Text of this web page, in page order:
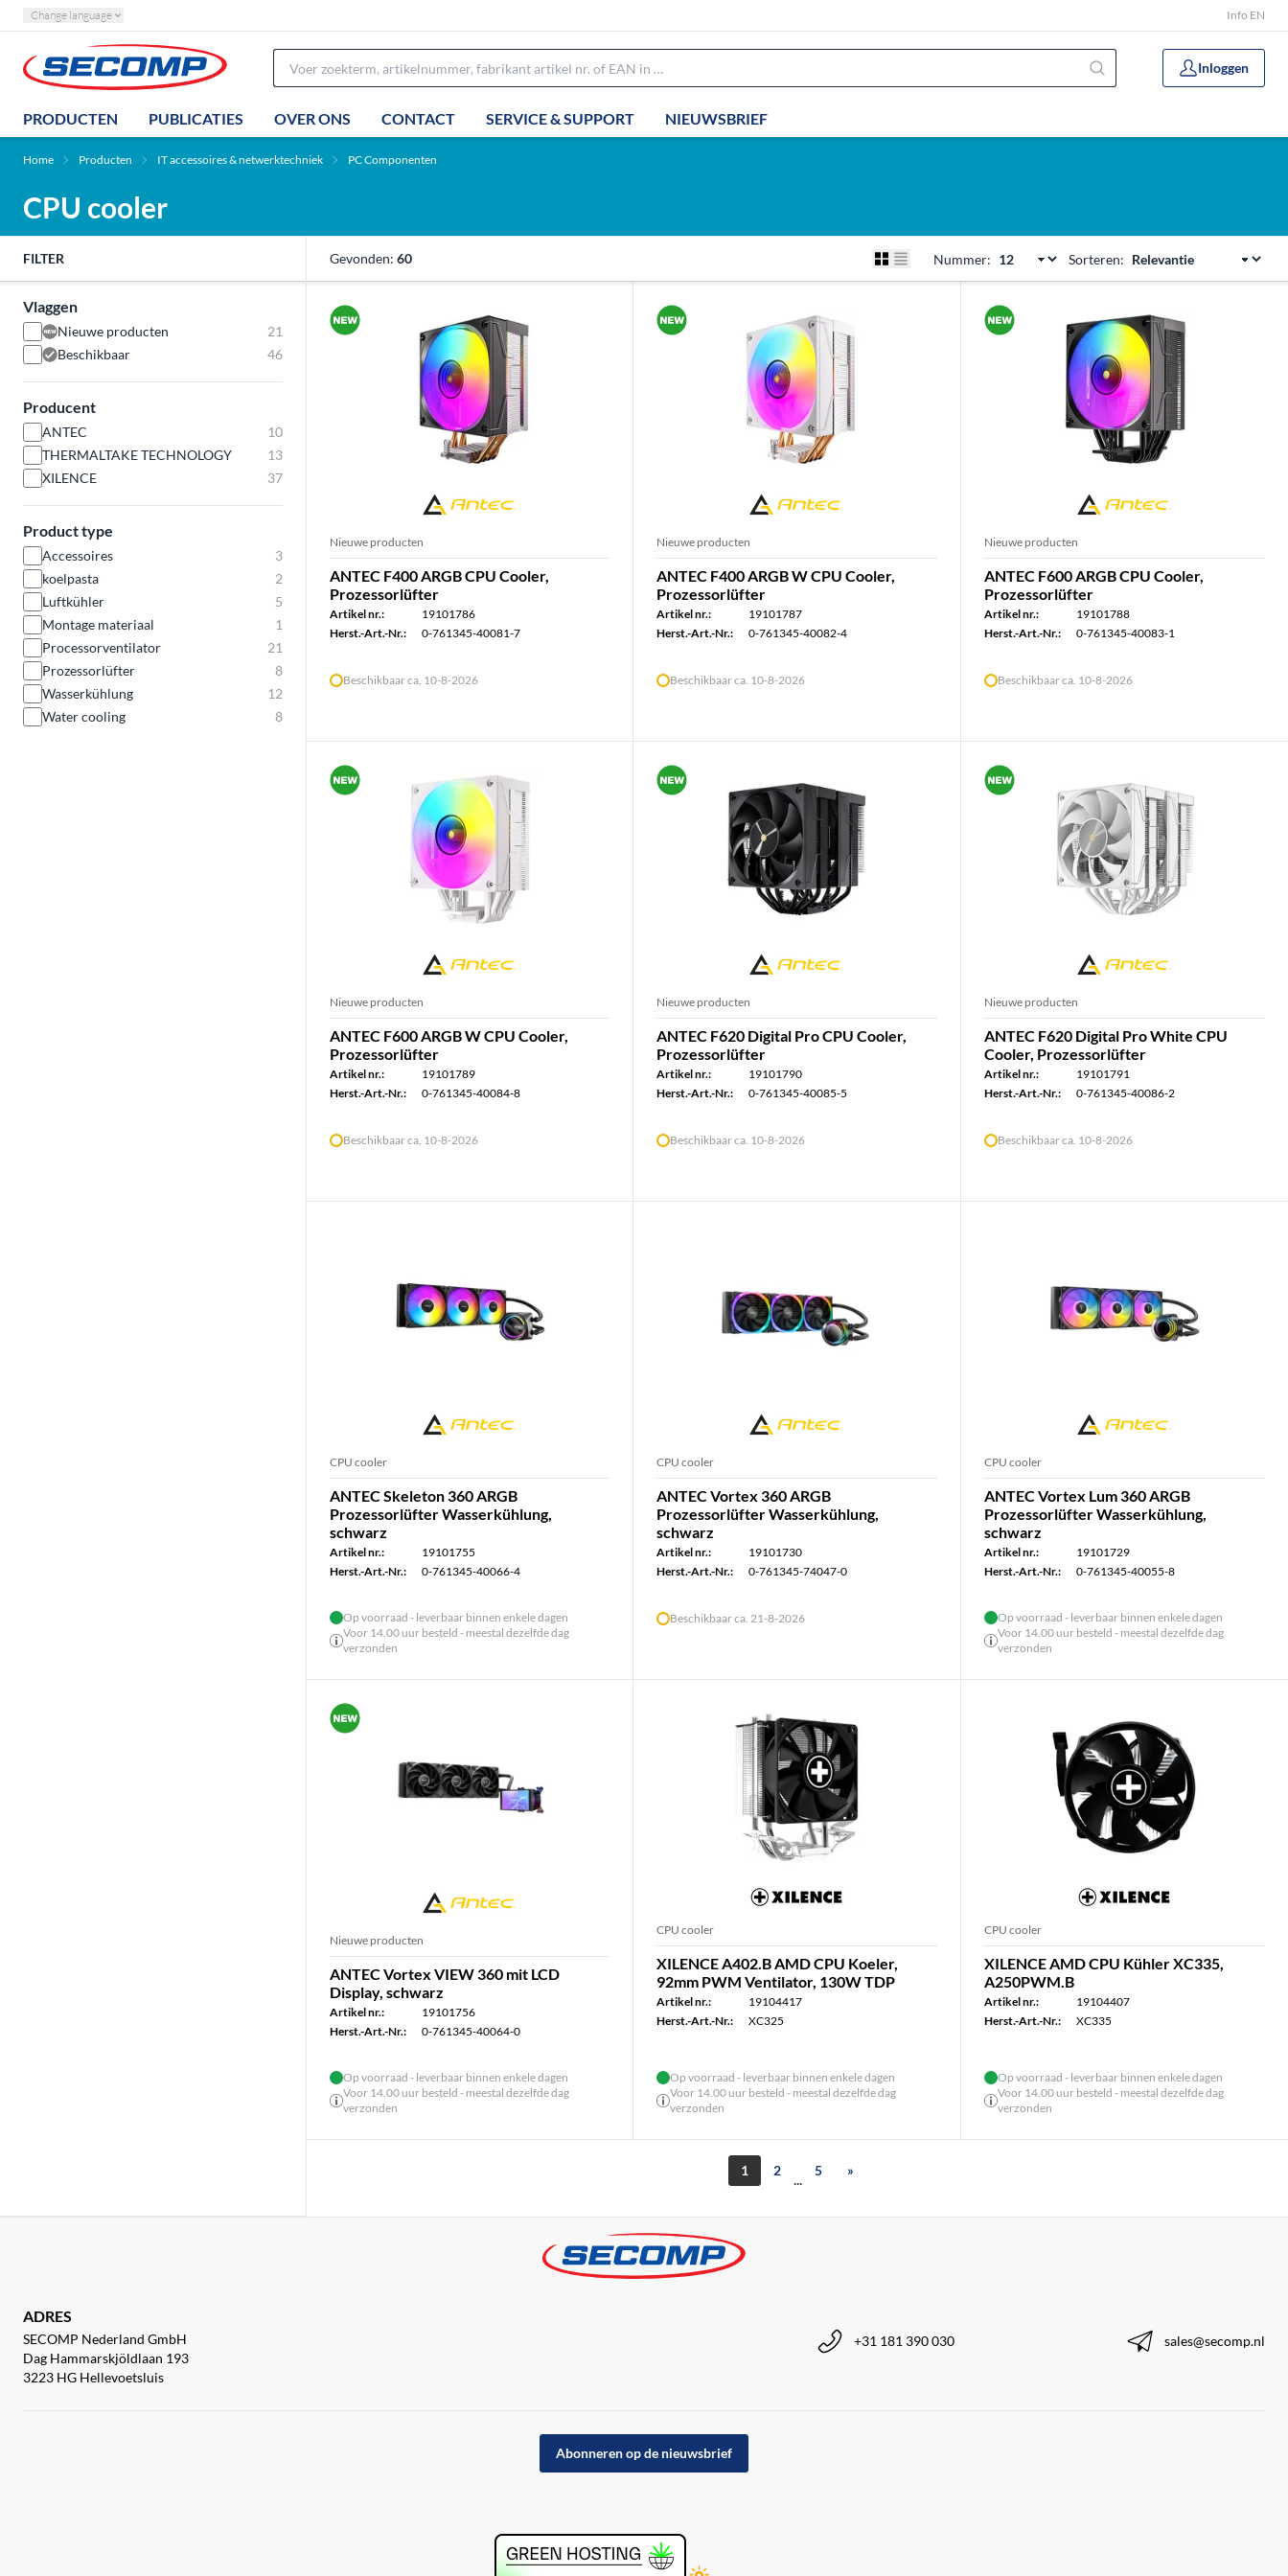
Change language Info EN
Inloggen
PRODUCTEN PUBLICATIES OVER ONS CONTACT SERVICE & SUPPORT NIEUWSBRIEF
Home Producten IT accessoires & netwerktechniek PC Componenten
CPU cooler
FILTER
Vlaggen
Nieuwe producten
21
Beschikbaar
46
Producent
ANTEC
10
THERMALTAKE TECHNOLOGY
13
XILENCE
37
Product type
Accessoires
3
koelpasta
2
Luftkühler
5
Montage materiaal
1
Processorventilator
21
Prozessorlüfter
8
Wasserkühlung
12
Water cooling
8
Gevonden: 60 Nummer: Sorteren:
Nieuwe producten
ANTEC F400 ARGB CPU Cooler,
Prozessorlüfter
Artikel nr.:
19101786
Herst.-Art.-Nr.:
0-761345-40081-7
Beschikbaar ca. 10-8-2026
Nieuwe producten
ANTEC F400 ARGB W CPU Cooler,
Prozessorlüfter
Artikel nr.:
19101787
Herst.-Art.-Nr.:
0-761345-40082-4
Beschikbaar ca. 10-8-2026
Nieuwe producten
ANTEC F600 ARGB CPU Cooler,
Prozessorlüfter
Artikel nr.:
19101788
Herst.-Art.-Nr.:
0-761345-40083-1
Beschikbaar ca. 10-8-2026
Nieuwe producten
ANTEC F600 ARGB W CPU Cooler,
Prozessorlüfter
Artikel nr.:
19101789
Herst.-Art.-Nr.:
0-761345-40084-8
Beschikbaar ca. 10-8-2026
Nieuwe producten
ANTEC F620 Digital Pro CPU Cooler,
Prozessorlüfter
Artikel nr.:
19101790
Herst.-Art.-Nr.:
0-761345-40085-5
Beschikbaar ca. 10-8-2026
Nieuwe producten
ANTEC F620 Digital Pro White CPU
Cooler, Prozessorlüfter
Artikel nr.:
19101791
Herst.-Art.-Nr.:
0-761345-40086-2
Beschikbaar ca. 10-8-2026
CPU cooler
ANTEC Skeleton 360 ARGB
Prozessorlüfter Wasserkühlung,
schwarz
Artikel nr.:
19101755
Herst.-Art.-Nr.:
0-761345-40066-4
Op voorraad - leverbaar binnen enkele dagen
Voor 14.00 uur besteld - meestal dezelfde dag
verzonden
CPU cooler
ANTEC Vortex 360 ARGB
Prozessorlüfter Wasserkühlung,
schwarz
Artikel nr.:
19101730
Herst.-Art.-Nr.:
0-761345-74047-0
Beschikbaar ca. 21-8-2026
CPU cooler
ANTEC Vortex Lum 360 ARGB
Prozessorlüfter Wasserkühlung,
schwarz
Artikel nr.:
19101729
Herst.-Art.-Nr.:
0-761345-40055-8
Op voorraad - leverbaar binnen enkele dagen
Voor 14.00 uur besteld - meestal dezelfde dag
verzonden
Nieuwe producten
ANTEC Vortex VIEW 360 mit LCD
Display, schwarz
Artikel nr.:
19101756
Herst.-Art.-Nr.:
0-761345-40064-0
Op voorraad - leverbaar binnen enkele dagen
Voor 14.00 uur besteld - meestal dezelfde dag
verzonden
CPU cooler
XILENCE A402.B AMD CPU Koeler,
92mm PWM Ventilator, 130W TDP
Artikel nr.:
19104417
Herst.-Art.-Nr.:
XC325
Op voorraad - leverbaar binnen enkele dagen
Voor 14.00 uur besteld - meestal dezelfde dag
verzonden
CPU cooler
XILENCE AMD CPU Kühler XC335,
A250PWM.B
Artikel nr.:
19104407
Herst.-Art.-Nr.:
XC335
Op voorraad - leverbaar binnen enkele dagen
Voor 14.00 uur besteld - meestal dezelfde dag
verzonden
1 2 5 »
ADRES
SECOMP Nederland GmbH
Dag Hammarskjöldlaan 193
3223 HG Hellevoetsluis
+31 181 390 030 sales@secomp.nl
Abonneren op de nieuwsbrief